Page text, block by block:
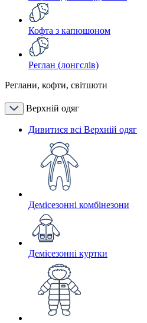
Кофта з капюшоном
Реглан (лонгслів)
Реглани, кофти, світшоти
Верхній одяг
Дивитися всі Верхній одяг
Демісезонні комбінезони
Демісезонні куртки